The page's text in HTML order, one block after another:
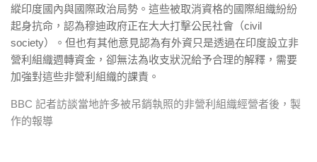
縱印度國內與國際政治局勢。這些被取消資格的國際組織紛紛
起身抗命，認為穆迪政府正在大大打擊公民社會（civil
society）。但也有其他意見認為有外資只是透過在印度設立非
營利組織週轉資金，卻無法為收支狀況給予合理的解釋，需要
加強對這些非營利組織的課責。
BBC 記者訪談當地許多被吊銷執照的非營利組織經營者後，製
作的報導